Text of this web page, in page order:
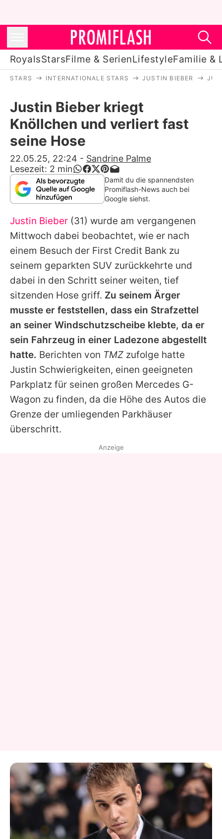
RoyalsStarsFilme & SerienLifestyleFamilie &
Stars
Filme & Serien
Lifestyle
Familie & Liebe
Promiflash Exklusiv
Alle Themen auf Promiflash
Jobs
App runterladen
Team
Redaktionelle Richtlinien
Impressum
Datenschutzerklärung
Nutzungsbedingungen
Utiq verwalten
STARS INTERNATIONALE STARS JUSTIN BIEBER
Justin Bieber kriegt
Knöllchen und verliert fast
seine Hose
22.05.25, 22:24 - Sandrine Palme
Lesezeit: 2 min
Damit du die spannendsten
Promiflash-News auch bei
Google siehst.
Justin Bieber (31) wurde am vergangenen
Mittwoch dabei beobachtet, wie er nach
einem Besuch der First Credit Bank zu
seinem geparkten SUV zurückkehrte und
dabei in den Schritt seiner weiten, tief
sitzenden Hose griff. Zu seinem Ärger
musste er feststellen, dass ein Strafzettel
an seiner Windschutzscheibe klebte, da er
sein Fahrzeug in einer Ladezone abgestellt
hatte. Berichten von TMZ zufolge hatte
Justin Schwierigkeiten, einen geeigneten
Parkplatz für seinen großen Mercedes G-
Wagon zu finden, da die Höhe des Autos die
Grenze der umliegenden Parkhäuser
überschritt.
Anzeige